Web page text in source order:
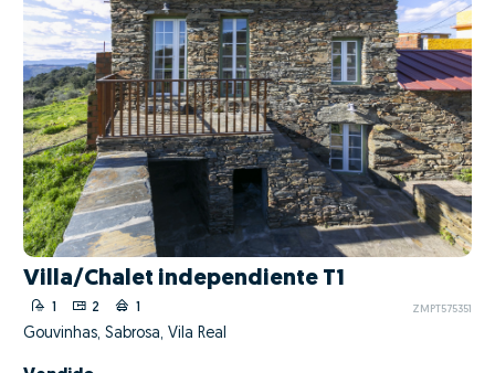
Villa/Chalet independiente T1
2 ZMPT575351
Gouvinhas, Sabrosa, Vila Real